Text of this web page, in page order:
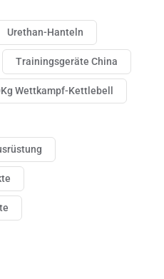
Urethan-Hanteln
Trainingsgeräte China
Wettkampf-Kettlebell